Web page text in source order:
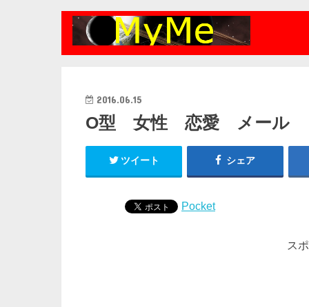
2016.06.15
O型 女性 恋愛 メール
ツイート シェア
Pocket
ス